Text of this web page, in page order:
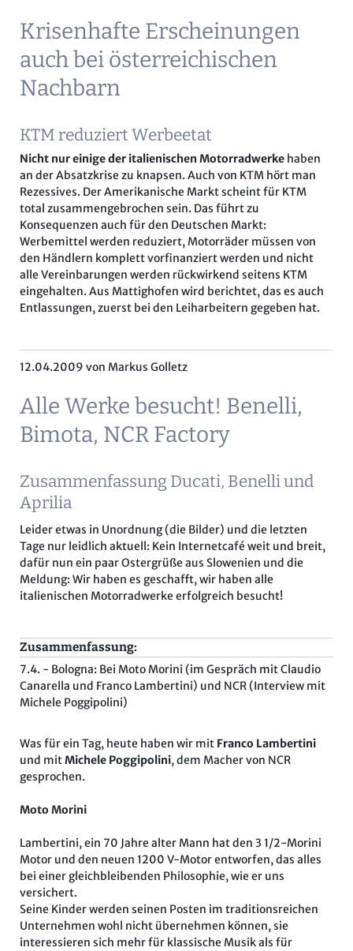
Krisenhafte Erscheinungen
auch bei österreichischen
Nachbarn
KTM reduziert Werbeetat
Nicht nur einige der italienischen Motorradwerkehaben
an der Absatzkrise zu knapsen. Auch von KTM hört man
Rezessives. Der Amerikanische Markt scheint für KTM
total zusammengebrochen sein. Das führt zu
Konsequenzen auch für den Deutschen Markt:
Werbemittel werden reduziert, Motorräder müssen von
den Händlern komplett vorfinanziert werden und nicht
alle Vereinbarungen werden rückwirkend seitens KTM
eingehalten. Aus Mattighofen wird berichtet, das es auch
Entlassungen, zuerst bei den Leiharbeitern gegeben hat.
12.04.2009 von Markus Golletz
Alle Werke besucht! Benelli,
Bimota, NCR Factory
Zusammenfassung Ducati, Benelli und
Aprilia
Leider etwas in Unordnung (die Bilder) und die letzten
Tage nur leidlich aktuell: Kein Internetcafé weit und breit,
dafür nun ein paar Ostergrüße aus Slowenien und die
Meldung: Wir haben es geschafft, wir haben alle
italienischen Motorradwerke erfolgreich besucht!
Zusammenfassung:
7.4. - Bologna: Bei Moto Morini (im Gespräch mit Claudio
Canarella und Franco Lambertini) und NCR (Interview mit
Michele Poggipolini)
Was für ein Tag, heute haben wir mit Franco Lambertini
und mitMichele Poggipolini, dem Macher von NCR
gesprochen.
Moto Morini
Lambertini, ein 70 Jahre alter Mann hat den 3 1/2-Morini
Motor und den neuen 1200 V-Motor entworfen, das alles
bei einer gleichbleibenden Philosophie, wie er uns
versichert.
Seine Kinder werden seinen Posten im traditionsreichen
Unternehmen wohl nicht übernehmen können, sie
interessieren sich mehr für klassische Musik als für